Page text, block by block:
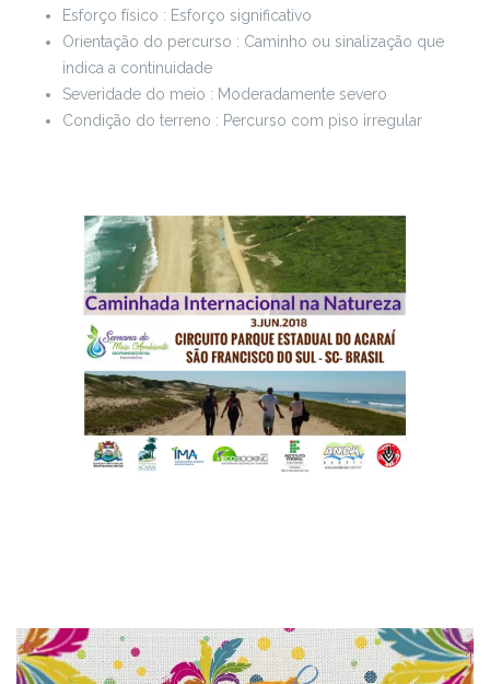
Esforço físico : Esforço significativo
Orientação do percurso : Caminho ou sinalização que
indica a continuidade
Severidade do meio : Moderadamente severo
Condição do terreno : Percurso com piso irregular